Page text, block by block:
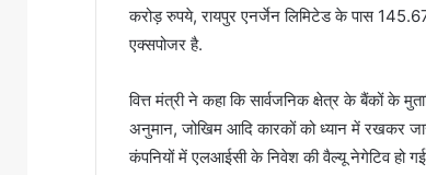
करोड़ रुपये, रायपुर एनर्जेन लिमिटेड के पास
एक्सपोजर है.
वित्त मंत्री ने कहा कि सार्वजनिक क्षेत्र के बैंकों के
अनुमान, जोखिम आदि कारकों को ध्यान में रखकर
कंपनियों में एलआईसी के निवेश की वैल्यू नेगेटिव हो